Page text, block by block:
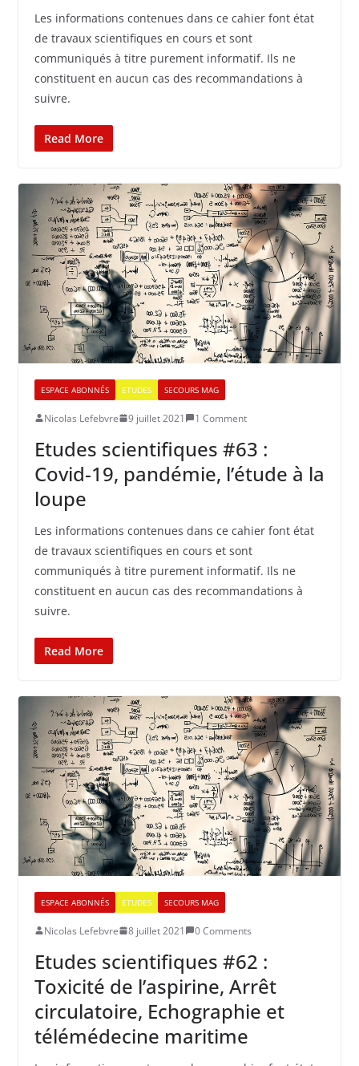
Les informations contenues dans ce cahier font état
de travaux scientifiques en cours et sont
communiqués à titre purement informatif. Ils ne
constituent en aucun cas des recommandations à
suivre.
Read More
ESPACE ABONNÉS ETUDES SECOURS MAG
Nicolas Lefebvre 9 juillet 2021 1 Comment
Etudes scientifiques #63 :
Covid-19, pandémie, l’étude à la
loupe
Les informations contenues dans ce cahier font état
de travaux scientifiques en cours et sont
communiqués à titre purement informatif. Ils ne
constituent en aucun cas des recommandations à
suivre.
Read More
ESPACE ABONNÉS ETUDES SECOURS MAG
Nicolas Lefebvre 8 juillet 2021 0 Comments
Etudes scientifiques #62 :
Toxicité de l’aspirine, Arrêt
circulatoire, Echographie et
télémédecine maritime